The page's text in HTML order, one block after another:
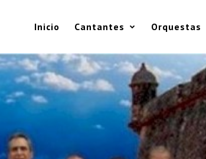
Inicio Cantantes Orquestas